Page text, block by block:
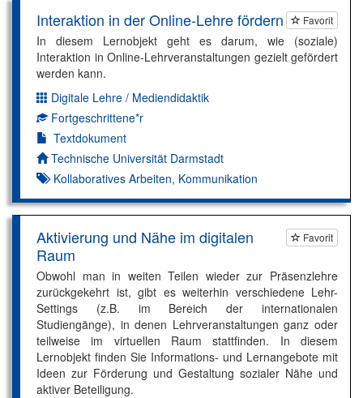
Favorit
Interaktion in der Online-Lehre fördern
In diesem Lernobjekt geht es darum, wie (soziale)
Interaktion in Online-Lehrveranstaltungen gezielt gefördert
werden kann.
Dimension:
Digitale Lehre / Mediendidaktik
Kompetenzniveau:
Fortgeschrittene*r
Textdokument
Autor*in:
Technische Universität Darmstadt
Kollaboratives Arbeiten, Kommunikation
Favorit
Aktivierung und Nähe im digitalen
Raum
Obwohl man in weiten Teilen wieder zur Präsenzlehre
zurückgekehrt ist, gibt es weiterhin verschiedene Lehr-
Settings (z.B. im Bereich der internationalen
Studiengänge), in denen Lehrveranstaltungen ganz oder
teilweise im virtuellen Raum stattfinden. In diesem
Lernobjekt finden Sie Informations- und Lernangebote mit
Ideen zur Förderung und Gestaltung sozialer Nähe und
aktiver Beteiligung.